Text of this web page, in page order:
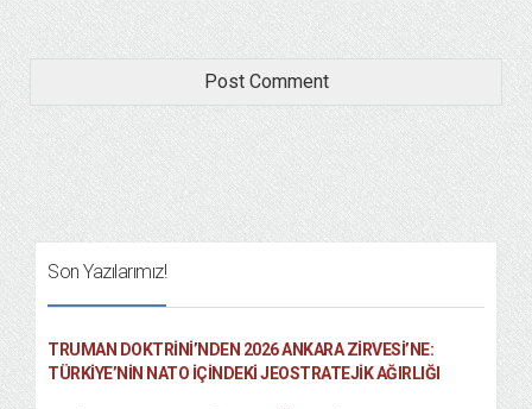
Son Yazılarımız!
TRUMAN DOKTRINI’NDEN 2026 ANKARA ZIRVESI’NE:
TÜRKIYE’NIN NATO İÇINDEKI JEOSTRATEJIK AĞIRLIĞI